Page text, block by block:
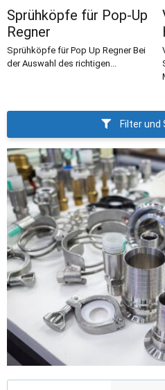
Sprühköpfe für Pop-Up
Regner
Sprühköpfe für Pop Up Regner Bei
der Auswahl des richtigen...
Filter und